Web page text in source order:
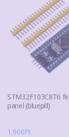
STM32F103C8T6
panel (bluepill)
1.900Ft